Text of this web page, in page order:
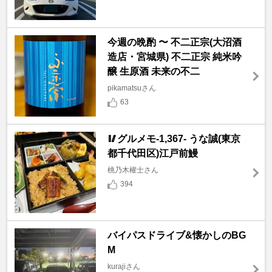
今週の晩酌 〜 不二正宗(大沼酒
造店・宮城県) 不二正宗 純米吟
醸 生原酒 未来の不二
pikamatsuさん
63
🥢グルメモ-1,367- うな誠(東京
都千代田区)江戸前鰻
桃乃木權士さん
394
バイパスドライブ&懐かしのBG
M
kurajiさん